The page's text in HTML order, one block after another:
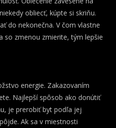
obliecť, kúpte si skriňu.
do nekonečna. V čom vlastne
so zmenou zmierite, tým lepšie
energie. Zakazovaním
Najlepší spôsob ako donútiť
je prerobiť byt podľa jej
Ak sa v miestnosti